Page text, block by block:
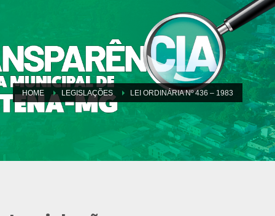
HOME LEGISLAÇÕES LEI ORDINÁRIA Nº 436 – 1983